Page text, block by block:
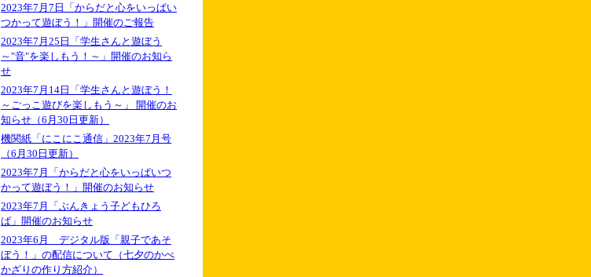
2023年7月7日「からだと心をいっぱい
つかって遊ぼう！」開催のご報告
2023年7月25日「学生さんと遊ぼう
～"音"を楽しもう！～」開催のお知ら
せ
2023年7月14日「学生さんと遊ぼう！
～ごっこ遊びを楽しもう～」 開催のお
知らせ（6月30日更新）
機関紙「にこにこ通信」2023年7月号
（6月30日更新）
2023年7月「からだと心をいっぱいつ
かって遊ぼう！」開催のお知らせ
2023年7月「ぶんきょう子どもひろ
ば」開催のお知らせ
2023年6月 デジタル版「親子であそ
ぼう！」の配信について（七夕のかべ
かざりの作り方紹介）